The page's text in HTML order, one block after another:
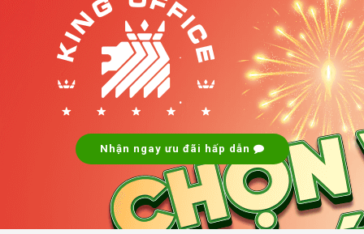
.
.
Nhận ngay ưu đãi hấp dẫn